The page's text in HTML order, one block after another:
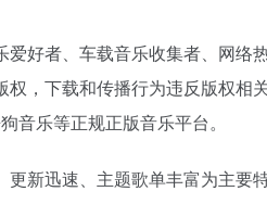
爱好者、车载音乐收集者、网络
权，下载和传播行为违反版权相
音乐等正规正版音乐平台。
更新迅速、主题歌单丰富为主要